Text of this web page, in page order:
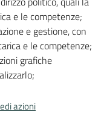
e le competenze;
e gestione, con
e le competenze;
grafiche
azioni